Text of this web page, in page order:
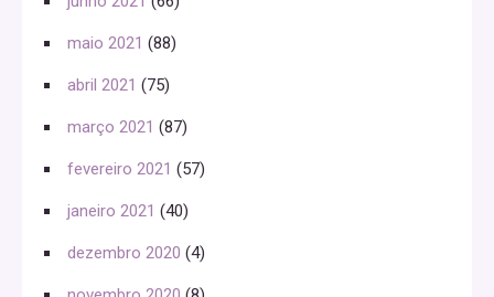
maio 2021 (88)
abril 2021 (75)
março 2021 (87)
fevereiro 2021 (57)
janeiro 2021 (40)
dezembro 2020 (4)